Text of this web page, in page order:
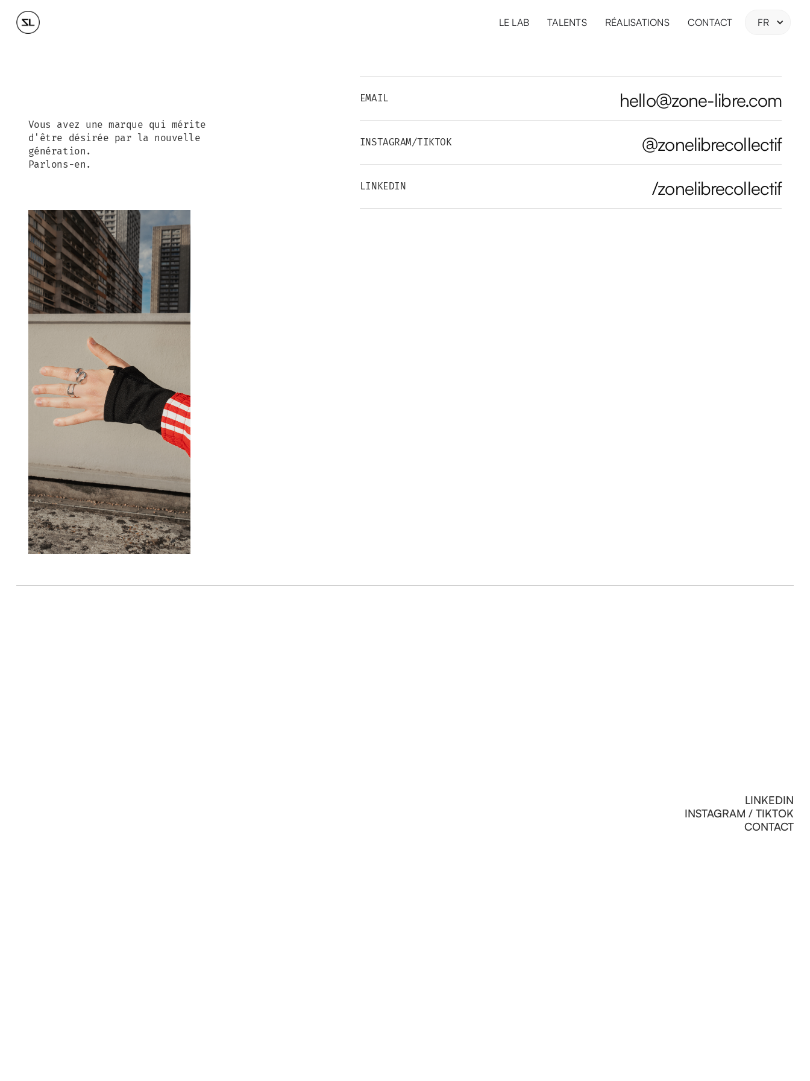
LE LAB TALENTS RÉALISATIONS CONTACT FR
Vous avez une marque qui mérite
d'être désirée par la nouvelle
génération.
Parlons-en.
EMAIL hello@zone-libre.com
INSTAGRAM/TIKTOK @zonelibrecollectif
LINKEDIN /zonelibrecollectif
LINKEDIN‍
INSTAGRAM / TIKTOK
CONTACT